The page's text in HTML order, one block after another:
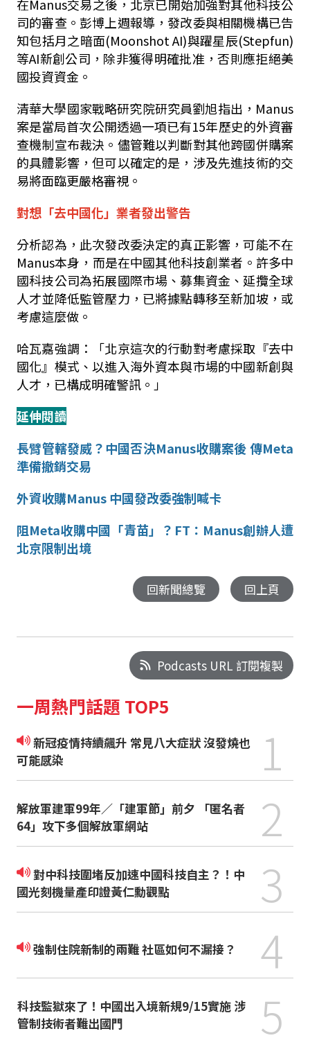
在Manus交易之後，北京已開始加強對其他科技公
司的審查。彭博上週報導，發改委與相關機構已告
知包括月之暗面(Moonshot AI)與躍星辰(Stepfun)
等AI新創公司，除非獲得明確批准，否則應拒絕美
國投資資金。
清華大學國家戰略研究院研究員劉旭指出， Manus
案是當局首次公開透過一項已有15年歷史的外資審
查機制宣布裁決。儘管難以判斷對其他跨國併購案
的具體影響，但可以確定的是，涉及先進技術的交
易將面臨更嚴格審視。
對想「去中國化」業者發出警告
分析認為，此次發改委決定的真正影響，可能不在
Manus本身，而是在中國其他科技創業者。許多中
國科技公司為拓展國際市場、募集資金、延攬全球
人才並降低監管壓力，已將據點轉移至新加坡，或
考慮這麼做。
哈瓦嘉強調：「北京這次的行動對考慮採取『去中
國化』模式、以進入海外資本與市場的中國新創與
人才，已構成明確警訊。」
延伸閱讀
長臂管轄發威？中國否決Manus收購案後傳Meta
準備撤銷交易
外資收購Manus中國發改委強制喊卡
阻Meta收購中國「青苗」？ FT ： Manus創辦人遭
北京限制出境
回新聞總覽 回上頁
Podcasts URL 訂閱複製
一周熱門話題 TOP5
新冠疫情持續飆升 常見八大症狀 沒發燒也
可能感染
1
解放軍建軍99年／「建軍節」前夕 「匿名者
64」攻下多個解放軍網站
2
對中科技圍堵反加速中國科技自主？！中
國光刻機量產印證黃仁勳觀點
3
強制住院新制的兩難 社區如何不漏接？ 4
科技監獄來了！中國出入境新規9/15實施 涉
管制技術者難出國門
5